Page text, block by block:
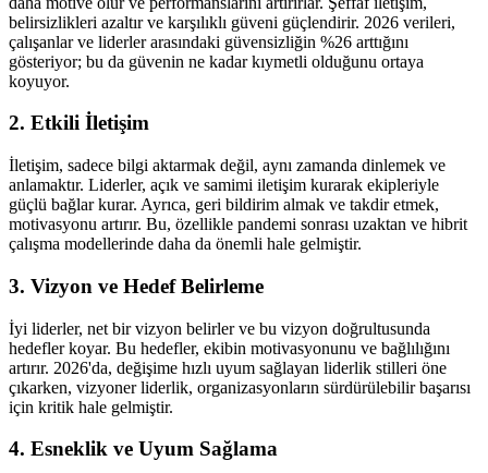
belirsizlikleri azaltır ve karşılıklı güveni güçlendirir. 2026 verileri,
çalışanlar ve liderler arasındaki güvensizliğin %26 arttığını
gösteriyor; bu da güvenin ne kadar kıymetli olduğunu ortaya
koyuyor.
2. Etkili İletişim
İletişim, sadece bilgi aktarmak değil, aynı zamanda dinlemek ve
anlamaktır. Liderler, açık ve samimi iletişim kurarak ekipleriyle
güçlü bağlar kurar. Ayrıca, geri bildirim almak ve takdir etmek,
motivasyonu artırır. Bu, özellikle pandemi sonrası uzaktan ve hibrit
çalışma modellerinde daha da önemli hale gelmiştir.
3. Vizyon ve Hedef Belirleme
İyi liderler, net bir vizyon belirler ve bu vizyon doğrultusunda
hedefler koyar. Bu hedefler, ekibin motivasyonunu ve bağlılığını
artırır. 2026'da, değişime hızlı uyum sağlayan liderlik stilleri öne
çıkarken, vizyoner liderlik, organizasyonların sürdürülebilir başarısı
için kritik hale gelmiştir.
4. Esneklik ve Uyum Sağlama